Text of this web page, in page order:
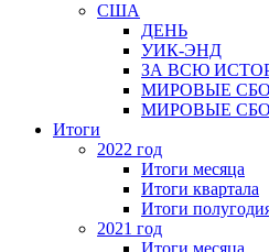
США
ДЕНЬ
УИК-ЭНД
ЗА ВСЮ
МИРОВЫЕ
МИРОВЫЕ
Итоги
2022 год
Итоги месяца
Итоги квартала
Итоги
2021 год
Итоги месяца